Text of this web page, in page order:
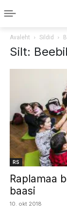
Avaleht Sildid
Silt:
RS
Raplamaa
baasi
10. okt 2018